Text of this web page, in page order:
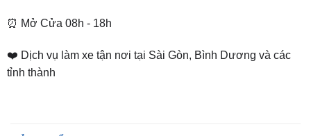
❤️ Dịch vụ làm xe tận nơi tại Sài Gòn, Bình Dương và các